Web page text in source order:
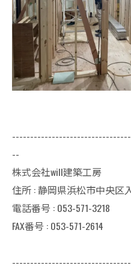
--
株式会社will建築工房
住所 : 静岡県浜松市中央区
電話番号 : 053-571-3218
FAX番号 : 053-571-2614